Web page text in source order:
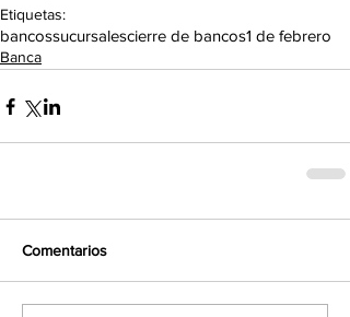
Etiquetas:
bancossucursalescierre de bancos1 de febrero
Banca
Comentarios